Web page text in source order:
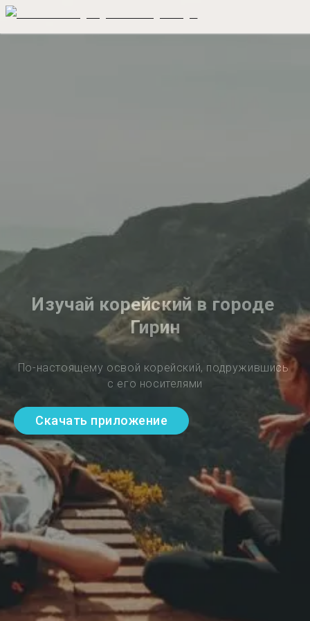
Изучай корейский в городе
Гирин
По-настоящему освой корейский, подружившись
с его носителями
Скачать приложение